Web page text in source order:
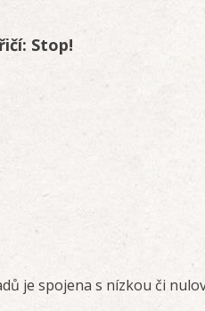
Stop!
je spojena s nízkou či